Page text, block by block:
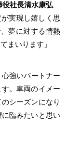
社⻑清⽔康弘
実現し嬉しく思
夢に対する情熱
まいります」
強いパートナー
。⾞両のイメー
シーズンになり
臨みたいと思い